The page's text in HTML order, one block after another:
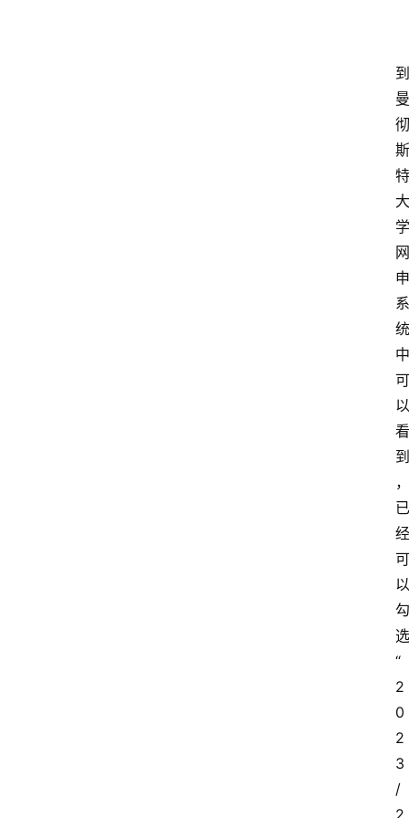
到
曼
彻
斯
特
大
学
网
申
系
统
中
可
以
看
到
，
已
经
可
以
勾
选
“
2
0
2
3
/
2